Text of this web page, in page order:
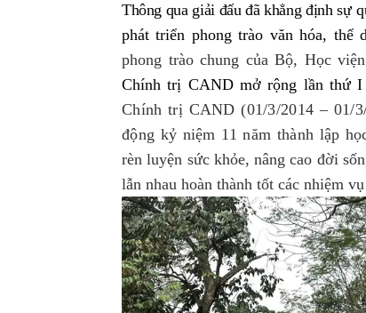
Thông qua giải đấu đã khẳng địnhsự
phát triển phong trào văn hóa, thể
phong trào chung của Bộ, Học
Chính trị CAND mở rộng lần thứ I
Chính trị CAND (01/3/2014 – 01/
động kỷ niệm 11 năm thành lập
rèn luyện sức khỏe, nâng cao đời
lẫn nhau hoàn thành tốt các nhiệm